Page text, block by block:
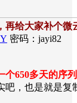
再给大家补个微
密码：jayi82
650多天的序
吧，也是就是复